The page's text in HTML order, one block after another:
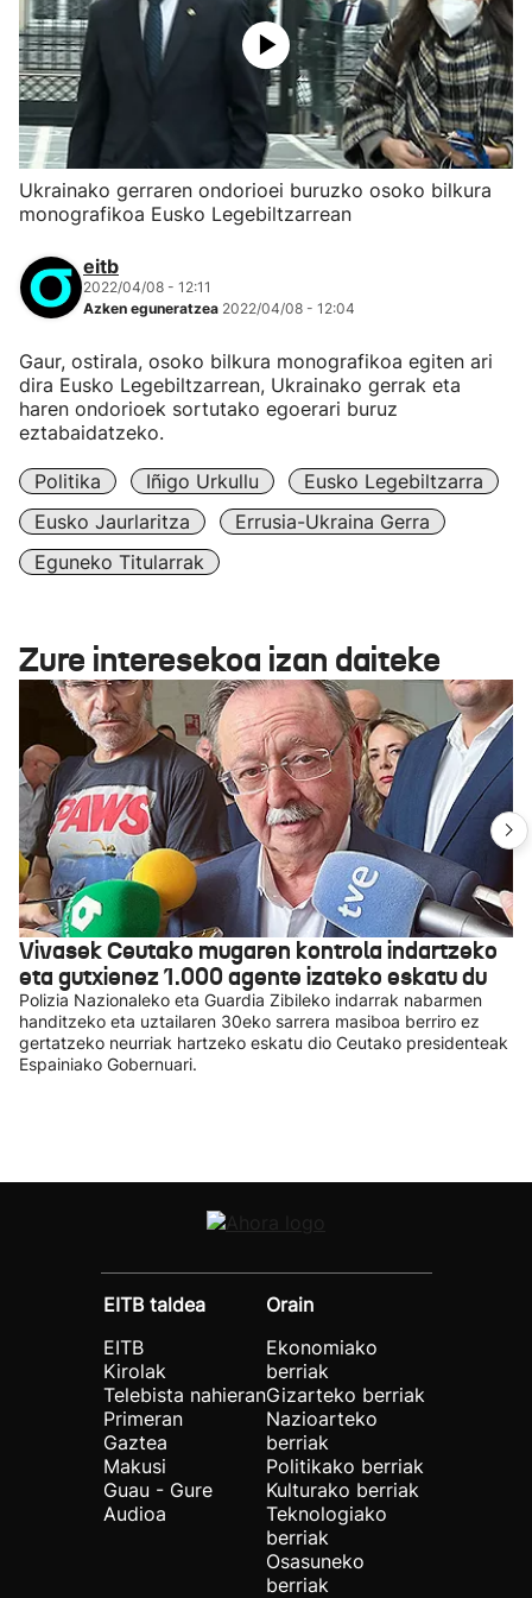
Ukrainako gerraren ondorioei buruzko osoko bilkura
monografikoa Eusko Legebiltzarrean
eitb
2022/04/08 - 12:11
Azken eguneratzea 2022/04/08 - 12:04
Gaur, ostirala, osoko bilkura monografikoa egiten ari
dira Eusko Legebiltzarrean, Ukrainako gerrak eta
haren ondorioek sortutako egoerari buruz
eztabaidatzeko.
Politika Iñigo Urkullu
Eusko Legebiltzarra
Eusko Jaurlaritza
Errusia-Ukraina Gerra
Eguneko Titularrak
Zure interesekoa izan daiteke
Vivasek Ceutako mugaren kontrola indartzeko
eta gutxienez 1.000 agente izateko eskatu du
Polizia Nazionaleko eta Guardia Zibileko indarrak nabarmen
handitzeko eta uztailaren 30eko sarrera masiboa berriro ez
gertatzeko neurriak hartzeko eskatu dio Ceutako presidenteak
Espainiako Gobernuari.
EITB taldea
EITB
Kirolak
Telebista nahieran
Primeran
Gaztea
Makusi
Guau - Gure
Audioa
Orain
Ekonomiako
berriak
Gizarteko berriak
Nazioarteko
berriak
Politikako berriak
Kulturako berriak
Teknologiako
berriak
Osasuneko
berriak